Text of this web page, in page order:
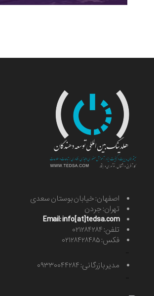
اصفهان: خیابان بوستان سعدی
تهران: جردن
Email: info[at]tedsa.com
تلفن: ۰۲۱۲۸۴۲۸۴
فکس: ۰۲۱۲۸۴۲۸۴۸۵
مدیر بازرگانی: ۰۹۳۳۰۰۴۴۲۸۴